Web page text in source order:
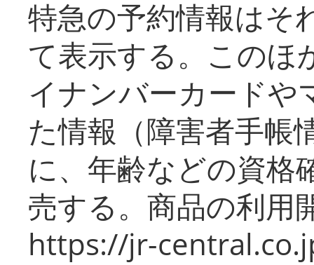
特急の予約情報はそ
て表示する。このほ
イナンバーカードや
た情報（障害者手帳
に、年齢などの資格
売する。商品の利用
https://jr-